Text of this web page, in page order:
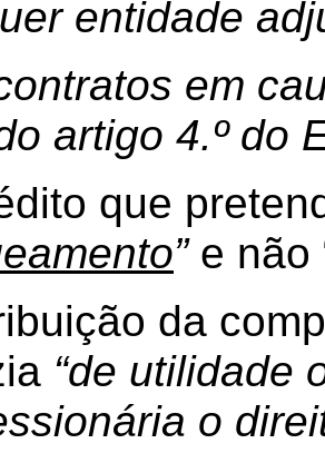
entidade
em
artigo 4.º do
que
”e não
da
“de utilidade
o